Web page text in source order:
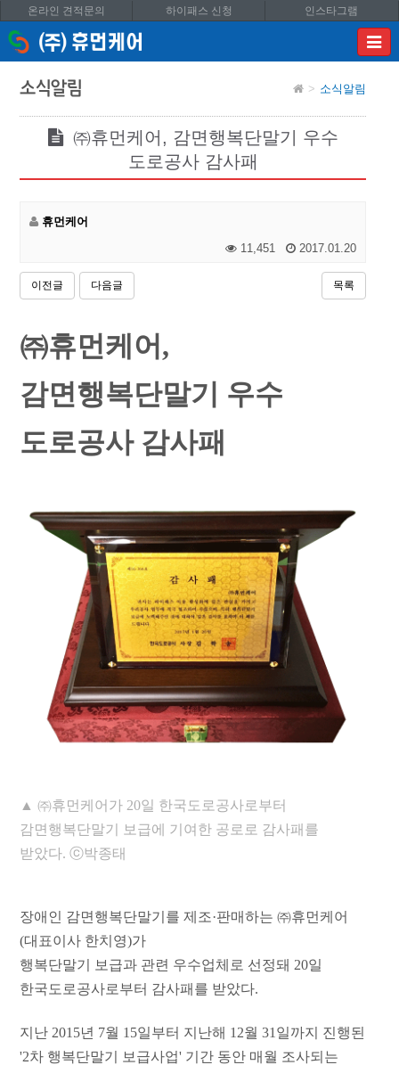
온라인 견적문의 하이패스 신청 인스타그램
이메
입력
소식알림 소식알림
㈜휴먼케어, 감면행복단말기 우수
도로공사 감사패
휴먼케어
11,451
2017.01.20
이전글 다음글 목록
㈜휴먼케어,
감면행복단말기 우수
도로공사 감사패
▲㈜휴먼케어가 20일 한국도로공사로부터
감면행복단말기 보급에 기여한 공로로 감사패를
받았다. ⓒ박종태
장애인 감면행복단말기를 제조·판매하는 ㈜휴먼케어
(대표이사 한치영)가
행복단말기 보급과 관련 우수업체로 선정돼 20일
한국도로공사로부터 감사패를 받았다.
지난 2015년 7월 15일부터 지난해 12월 31일까지 진행된
'2차 행복단말기 보급사업' 기간 동안 매월 조사되는